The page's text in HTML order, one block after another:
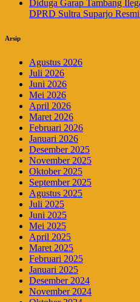
Diduga Garap Tambang
DPRD Sultra Suparjo
Arsip
Agustus 2026
Juli 2026
Juni 2026
Mei 2026
April 2026
Maret 2026
Februari 2026
Januari 2026
Desember 2025
November 2025
Oktober 2025
September 2025
Agustus 2025
Juli 2025
Juni 2025
Mei 2025
April 2025
Maret 2025
Februari 2025
Januari 2025
Desember 2024
November 2024